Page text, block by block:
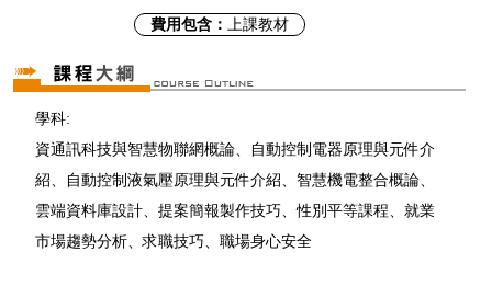
費用包含： 上課教材
學科:
資通訊科技與智慧物聯網概論、自動控制電器原理與元件介
紹、自動控制液氣壓原理與元件介紹、智慧機電整合概論、
雲端資料庫設計、提案簡報製作技巧、性別平等課程、就業
市場趨勢分析、求職技巧、職場身心安全